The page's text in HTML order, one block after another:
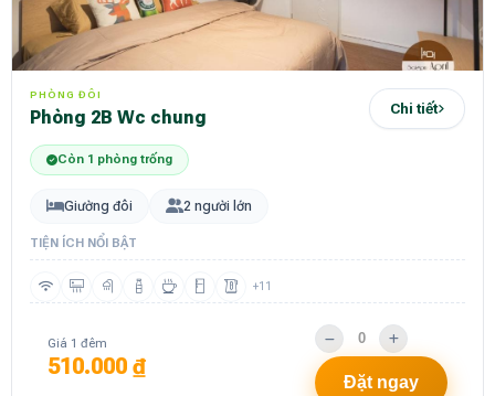
PHÒNG ĐÔI
Phòng 2B Wc chung Chi tiết
Còn 1 phòng trống
Giường đôi 2 người lớn
TIỆN ÍCH NỔI BẬT
+11
Giá 1 đêm
510.000 ₫
Đặt ngay